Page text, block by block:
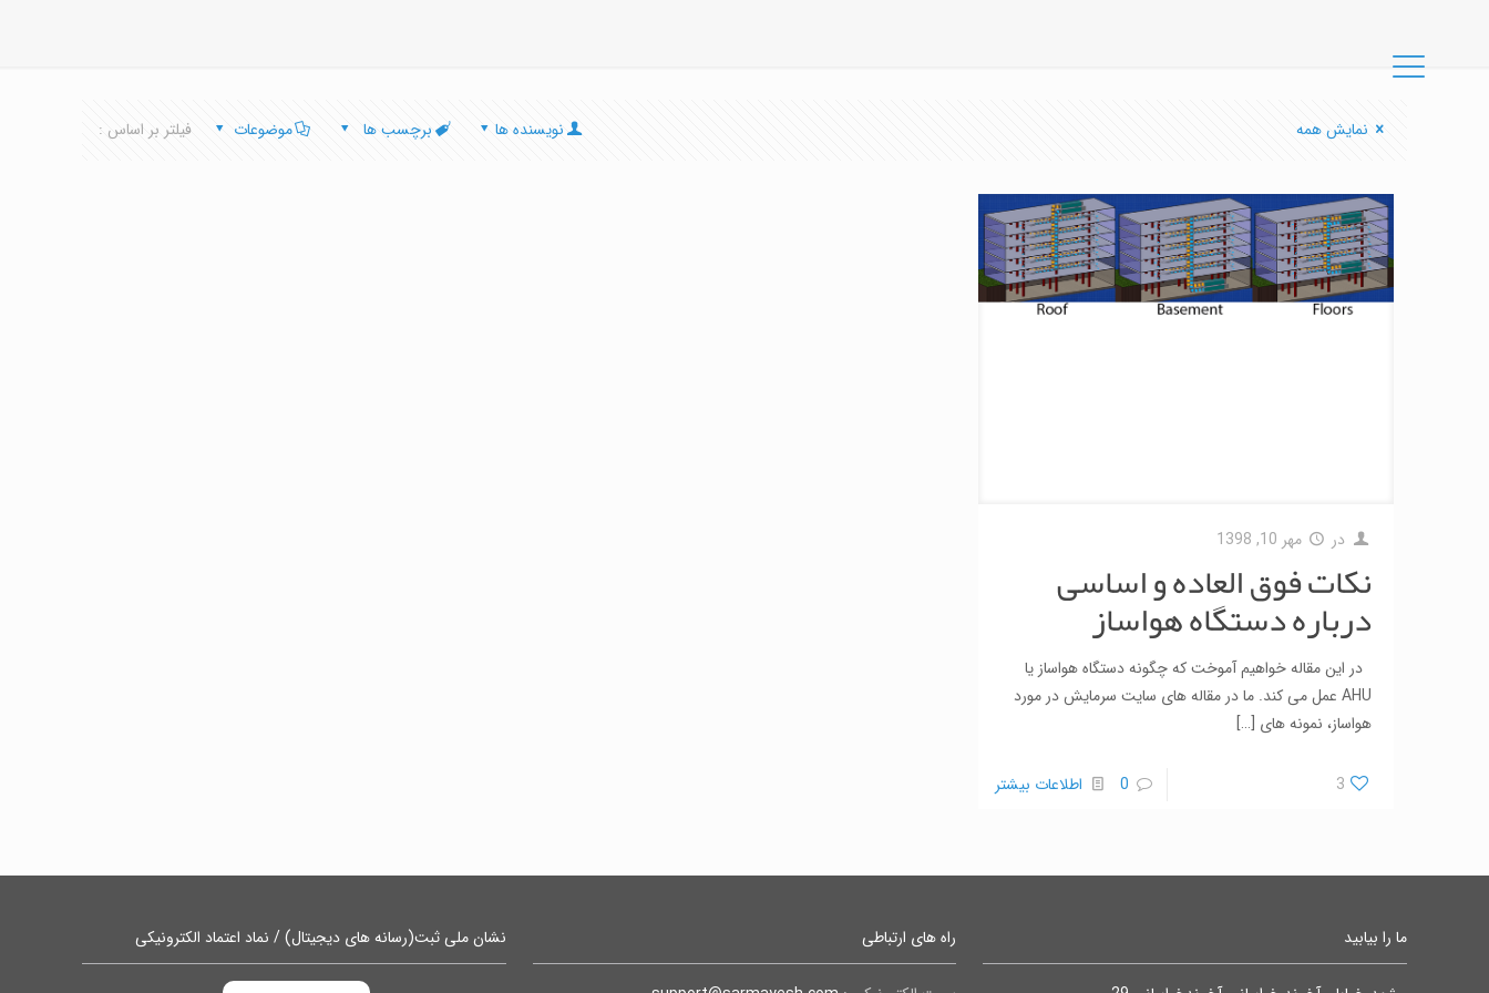
فیلتر بر اساس : موضوعات برچسب ها نویسنده ها نمایش همه
در مهر 10, 1398
نکات فوق العاده و اساسی
درباره دستگاه هواساز
در این مقاله خواهیم آموخت که چگونه دستگاه هواساز یا
AHU عمل می کند. ما در مقاله های سایت سرمایش در مورد
هواساز، نمونه های […]
3
0 اطلاعات بیشتر
ما را بیابید راه های ارتباطی نشان ملی ثبت(رسانه های دیجیتال) / نماد اعتماد الکترونیکی